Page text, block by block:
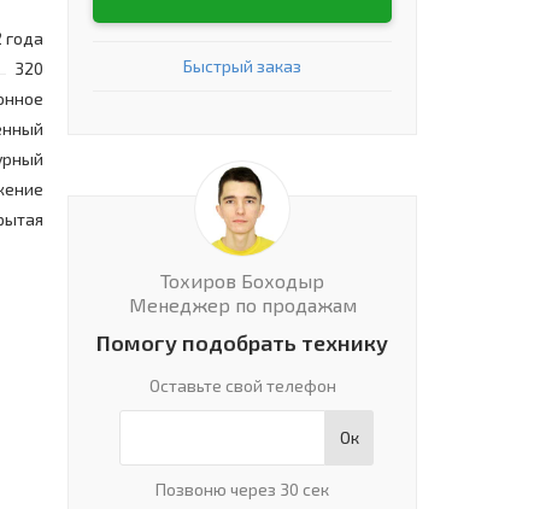
года
320
Быстрый заказ
Тохиров Боходыр
Менеджер по продажам
Помогу подобрать технику
Оставьте свой телефон
Ок
Позвоню через 30 сек